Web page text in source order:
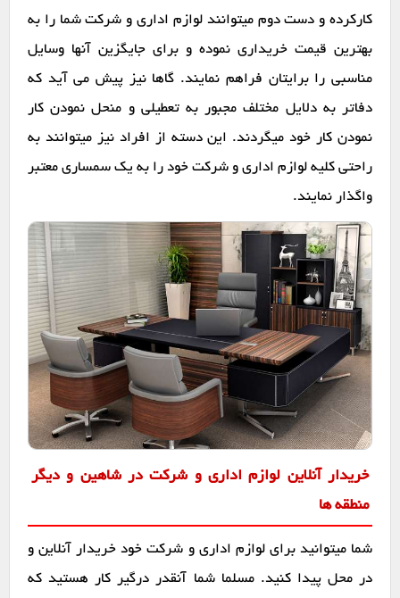
کارکرده و دست دوم میتوانند لوازم اداری و شرکت شما را به
بهترین قیمت خریداری نموده و برای جایگزین آنها وسایل
مناسبی را برایتان فراهم نمایند. گاها نیز پیش می آید که
دفاتر به دلایل مختلف مجبور به تعطیلی و منحل نمودن کار
نمودن کار خود میگردند. این دسته از افراد نیز میتوانند به
راحتی کلیه لوازم اداری و شرکت خود را به یک سمساری معتبر
واگذار نمایند.
خریدار آنلاین لوازم اداری و شرکت در شاهین و دیگر
منطقه ها
شما میتوانید برای لوازم اداری و شرکت خود خریدار آنلاین و
در محل پیدا کنید. مسلما شما آنقدر درگیر کار هستید که